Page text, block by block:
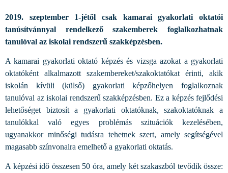
2019. szeptember 1-jétől csak kamarai gyakorlati oktatói
tanúsítvánnyal rendelkező szakemberek foglalkozhatnak
tanulóval az iskolai rendszerű szakképzésben.
A kamarai gyakorlati oktató képzés és vizsga azokat a gyakorlati
oktatóként alkalmazott szakembereket/szakoktatókat érinti, akik
iskolán kívüli (külső) gyakorlati képzőhelyen foglalkoznak
tanulóval az iskolai rendszerű szakképzésben. Ez a képzés fejlődési
lehetőséget biztosít a gyakorlati oktatóknak, szakoktatóknak a
tanulókkal való egyes problémás szituációk kezelésében,
ugyanakkor minőségi tudásra tehetnek szert, amely segítségével
magasabb színvonalra emelhető a gyakorlati oktatás.
A képzési idő összesen 50 óra, amely két szakaszból tevődik össze: